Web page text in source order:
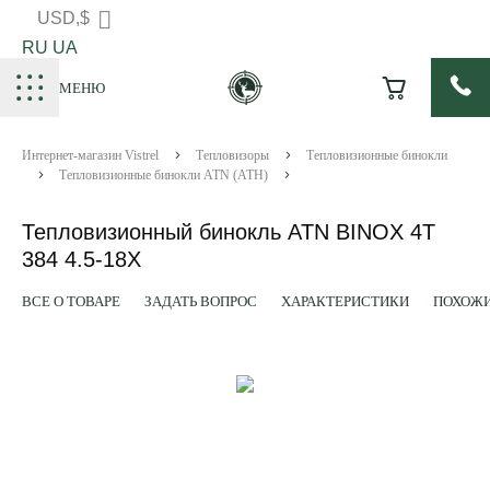
USD,$
RU UA
МЕНЮ
Интернет-магазин Vistrel Тепловизоры
Тепловизионные бинокли
Тепловизионные бинокли ATN (АТН)
Тепловизионный бинокль ATN BINOX 4T
384 4.5-18X
ВСЕ О ТОВАРЕ ЗАДАТЬ ВОПРОС ХАРАКТЕРИСТИКИ